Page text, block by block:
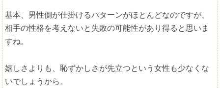
基本、男性側が仕掛けるパターンがほとんどなのですが、
相手の性格を考えないと失敗の可能性があり得ると思いま
すね。
嬉しさよりも、恥ずかしさが先立つという女性も少なくな
いでしょうから。